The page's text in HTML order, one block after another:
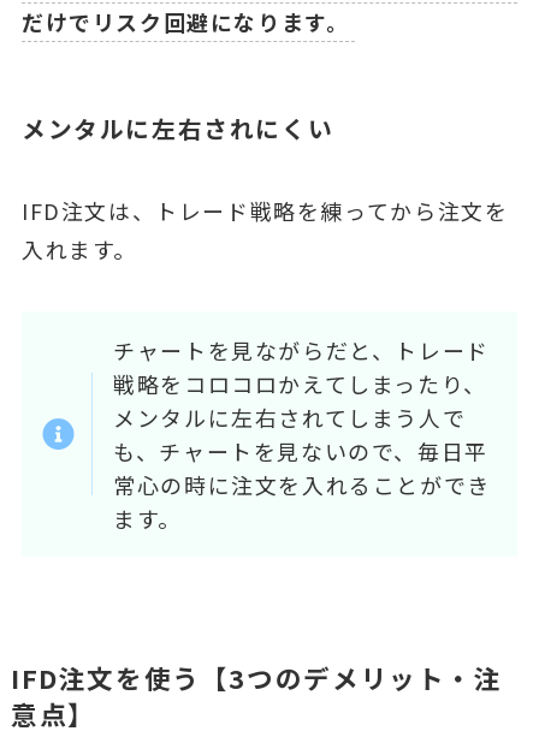
だけでリスク回避になります。
メンタルに左右されにくい
IFD注文は、トレード戦略を練ってから注文を
入れます。
チャートを見ながらだと、トレード
戦略をコロコロかえてしまったり、
メンタルに左右されてしまう人で
も、チャートを見ないので、毎日平
常心の時に注文を入れることができ
ます。
IFD注文を使う【3つのデメリット・注
意点】